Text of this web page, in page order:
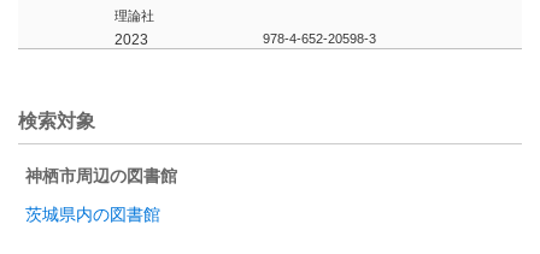
理論社
2023 978-4-652-20598-3
検索対象
神栖市周辺の図書館
茨城県内の図書館